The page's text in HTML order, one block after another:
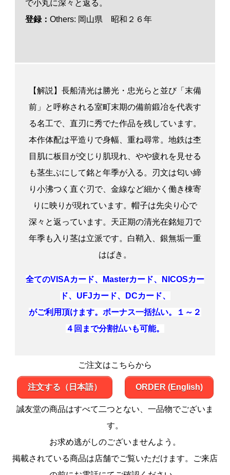
で小丸に深々と返る。
登録： Others: 岡山県 昭和２６年
【解説】長船清光は勝光・忠光らと並び「末備
前」と呼称される室町末期の備前鍛冶を代表す
る名工で、直刃に秀でた作品を残しています。
本作体配は平造りで身幅、重ね尋常。地鉄は杢
目肌に板目が交じり肌現れ、やや疲れを見せる
も茎生ぶにして銘と年季が入る。刃文は匂い締
り小沸つく直ぐ刃で、金線など細かく働き棟寄
りに映りが現れています。帽子は先尖り心で
深々と返っています。天正期の清光在銘短刀で
年季も入り茎は立派です。白鞘入、銀無垢一重
はばき。
全てのVISAカード、Masterカード、NICOSカー
ド、UFJカード、DCカード、
がご利用頂けます。ボーナス一括払い。１～２
４回まで分割払いも可能。
ご注文はこちらから
注文する（日本語） ORDER (English)
誠友堂の商品はすべて二つとない、一品物でございま
す。
お求め逃がしのございませんよう。
掲載されている商品は店舗でご覧いただけます。ご来店